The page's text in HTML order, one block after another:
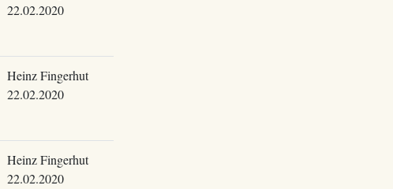
22.02.2020
Heinz Fingerhut
22.02.2020
Heinz Fingerhut
22.02.2020